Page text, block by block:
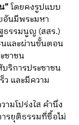
”โดยคงรูปแบบ
อันมีพระมหา
ธรรมนูญ (สสร.)
นและผ่านขั้นตอน
ชาชน
บริการประชาชน
ว และมีความ
ามโปร่งใส คำนึง
รยุติธรรมที่ซื้อไม่